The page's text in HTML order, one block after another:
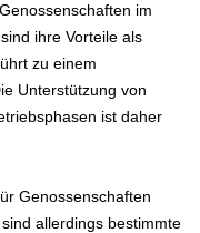
im
ihre Vorteile als
zu einem
Unterstützung von
ist daher
Genossenschaften
allerdings bestimmte